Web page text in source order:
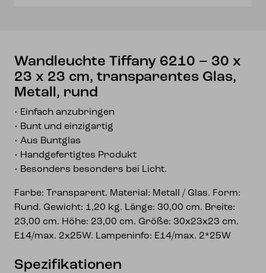
Glas,
Metall,
rund
Menge
Wandleuchte Tiffany 6210 – 30 x
23 x 23 cm, transparentes Glas,
Metall, rund
• Einfach anzubringen
• Bunt und einzigartig
• Aus Buntglas
• Handgefertigtes Produkt
• Besonders besonders bei Licht.
Farbe: Transparent. Material: Metall / Glas. Form:
Rund. Gewicht: 1,20 kg. Länge: 30,00 cm. Breite:
23,00 cm. Höhe: 23,00 cm. Größe: 30x23x23 cm.
E14/max. 2x25W. Lampeninfo: E14/max. 2*25W
Spezifikationen